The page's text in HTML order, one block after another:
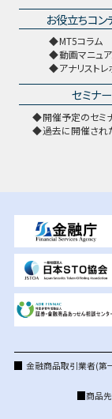
お役立ちコン
MT5コラム
動画マニュ
アナリストレ
セミナー
開催予定のセミ
過去に開催され
金融商品取引業者(第
商品